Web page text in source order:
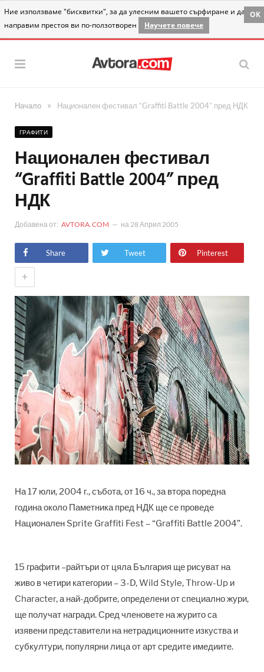
Ние използваме "бисквитки", за да улесним вашето сърфиране и да
направим престоя ви по-ползотворен
Научете повече
OK
Начало » Национален фестивал “Graffiti Battle 2004” пред НДК
ГРАФИТИ
Национален фестивал
“Graffiti Battle 2004” пред
НДК
Добавена от: AVTORA.COM на 28 Април 2005
Share Tweet Pinterest
+
На 17 юли, 2004 г., събота, от 16 ч., за втора поредна
година около Паметника пред НДК ще се проведе
Национален Sprite Graffiti Fest – “Graffiti Battle 2004”.
15 графити –райтъри от цяла България ще рисуват на
живо в четири категории – 3-D, Wild Style, Throw-Up и
Character, а най-добрите, определени от специално жури,
ще получат награди. Сред членовете на журито са
изявени представители на нетрадиционните изкуства и
субкултури, популярни лица от арт средите имедиите.